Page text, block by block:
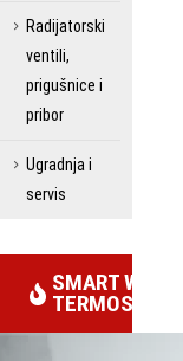
Radijatorski
ventili,
prigušnice i
pribor
Ugradnja i
servis
SMART WIFI
TERMOSTATI